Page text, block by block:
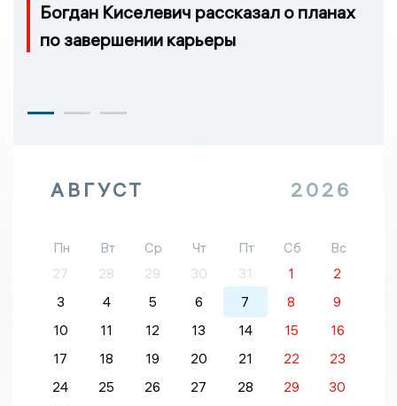
Богдан Киселевич рассказал о планах
по завершении карьеры
АВГУСТ 2026
Пн Вт Ср Чт Пт Сб
Вс
27
28 29 30 31 1
2
3
4 5 6 7 8
9
10
11 12 13 14 15
16
17
18 19 20 21 22
23
24
25 26 27 28 29
30